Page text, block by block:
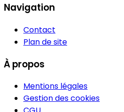
Navigation
Contact
Plan de site
À propos
Mentions légales
Gestion des cookies